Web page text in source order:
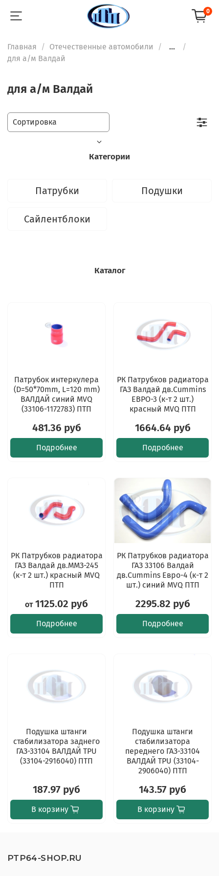
0
Главная Отечественные автомобили
...
для а/м Валдай
для а/м Валдай
Категории
Патрубки Подушки
Сайлентблоки
Каталог
Патрубок интеркулера
(D=50*70mm, L=120 mm)
ВАЛДАЙ синий MVQ
(33106-1172783) ПТП
481.36 руб
Подробнее
РК Патрубков радиатора
ГАЗ Валдай дв.Cummins
ЕВРО-3 (к-т 2 шт.)
красный MVQ ПТП
1664.64 руб
Подробнее
РК Патрубков радиатора
ГАЗ Валдай дв.ММЗ-245
(к-т 2 шт.) красный MVQ
ПТП
от 1125.02 руб
Подробнее
РК Патрубков радиатора
ГАЗ 33106 Валдай
дв.Cummins Евро-4 (к-т 2
шт.) синий MVQ ПТП
2295.82 руб
Подробнее
Подушка штанги
стабилизатора заднего
ГАЗ-33104 ВАЛДАЙ TPU
(33104-2916040) ПТП
187.97 руб
В корзину
Подушка штанги
стабилизатора
переднего ГАЗ-33104
ВАЛДАЙ TPU (33104-
2906040) ПТП
143.57 руб
В корзину
PTP64-SHOP.RU